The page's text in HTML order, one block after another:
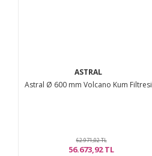
ASTRAL
Astral Ø 600 mm Volcano Kum Filtresi
62.971,02 TL
56.673,92 TL